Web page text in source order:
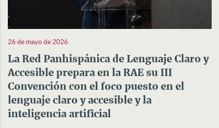
26 de mayo de 2026
La Red Panhispánica de Lenguaje Claro y
Accesible prepara en la RAE su III
Convención con el foco puesto en el
lenguaje claro y accesible y la
inteligencia artificial